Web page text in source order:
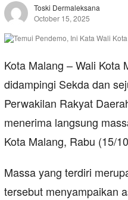
Toski Dermaleksana
October 15, 2025
Kota Malang – Wali Kota
didampingi Sekda dan
Perwakilan Rakyat
menerima langsung
Kota Malang, Rabu (15/
Massa yang terdiri
tersebut menyampaikan